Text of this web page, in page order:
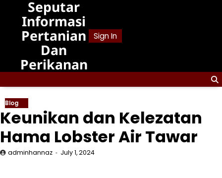
content
Seputar
Informasi
Pertanian
Dan
Perikanan
Sign In
Blog
Keunikan dan Kelezatan
Hama Lobster Air Tawar
adminhannaz July 1, 2024